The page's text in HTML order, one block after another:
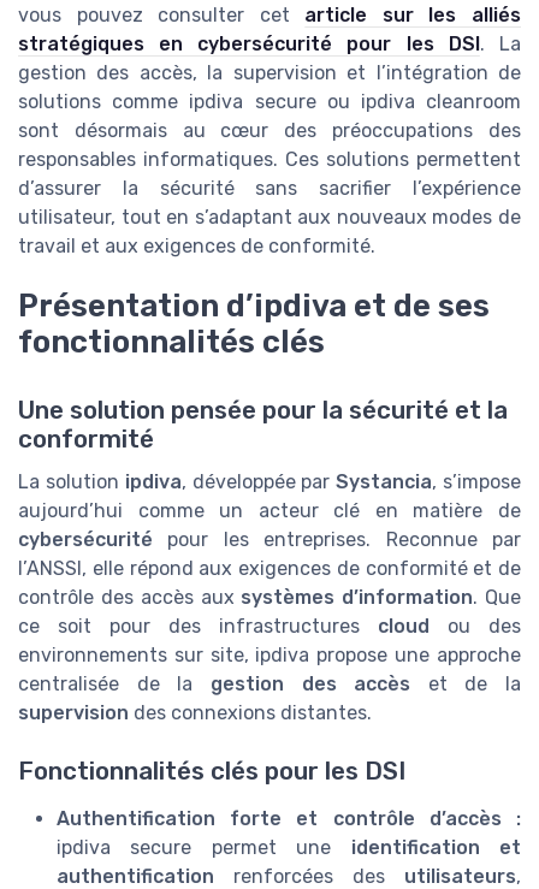
vous pouvez consulter cet article sur les alliés
stratégiques en cybersécurité pour les DSI . La
gestion des accès, la supervision et l’intégration de
solutions comme ipdiva secure ou ipdiva cleanroom
sont désormais au cœur des préoccupations des
responsables informatiques. Ces solutions permettent
d’assurer la sécurité sans sacrifier l’expérience
utilisateur, tout en s’adaptant aux nouveaux modes de
travail et aux exigences de conformité.
Présentation d’ipdiva et de ses
fonctionnalités clés
Une solution pensée pour la sécurité et la
conformité
La solution ipdiva, développée parSystancia, s’impose
aujourd’hui comme un acteur clé en matière de
cybersécurité pour les entreprises. Reconnue par
l’ANSSI, elle répond aux exigences de conformité et de
contrôle des accès aux systèmes d’information. Que
ce soit pour des infrastructures cloud ou des
environnements sur site, ipdiva propose une approche
centralisée de la gestion des accès et de la
supervision des connexions distantes.
Fonctionnalités clés pour les DSI
Authentification forte et contrôle d’accès :
ipdiva secure permet une identification et
authentification renforcées des utilisateurs,